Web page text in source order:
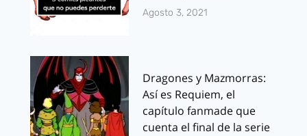
Agosto 3, 2021
Dragones y Mazmorras:
Así es Requiem, el
capítulo fanmade que
cuenta el final de la serie